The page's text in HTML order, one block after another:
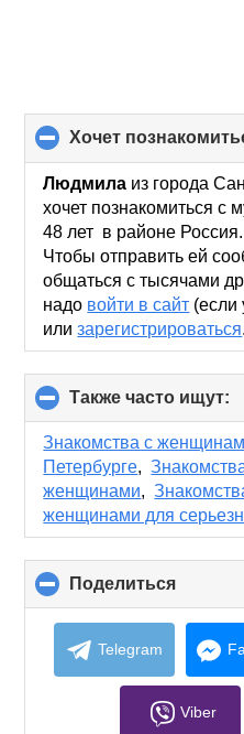
хочет
Людмила из города
хочет познакомиться с
48 лет в районе Россия.
Чтобы отправить ей
общаться с тысячами
надо войти в сайт (если
илизарегистрироваться.
Также часто ищут:
Знакомства с
Петербурге,
женщинами,
женщинами для
Поделиться
to
Telegram
Viber